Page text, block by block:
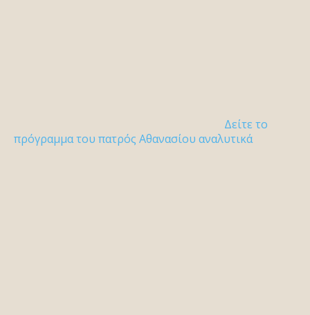
Δείτε το
πρόγραμμα του πατρός Αθανασίου αναλυτικά